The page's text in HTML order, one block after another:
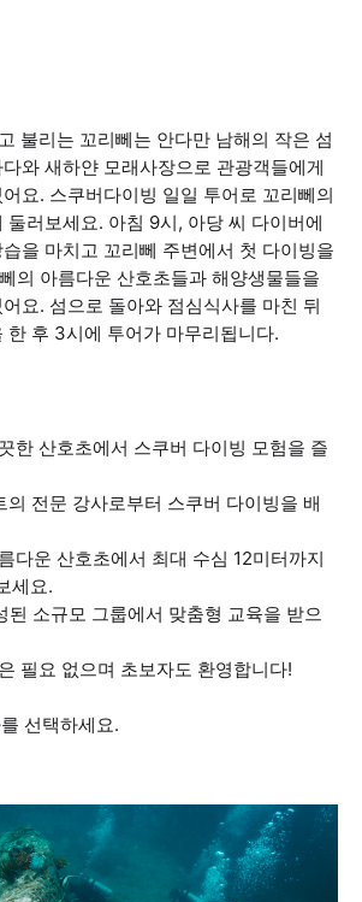
불리는 꼬리뻬는 안다만 남해의 작은 섬
와 새하얀 모래사장으로 관광객들에게
요. 스쿠버다이빙 일일 투어로 꼬리뻬의
둘러보세요. 아침 9시, 아당 씨 다이버에
을 마치고 꼬리뻬 주변에서 첫 다이빙을
의 아름다운 산호초들과 해양생물들을
요. 섬으로 돌아와 점심식사를 마친 뒤
한 후 3시에 투어가 마무리됩니다.
한 산호초에서 스쿠버 다이빙 모험을 즐
전문 강사로부터 스쿠버 다이빙을 배
다운 산호초에서 최대 수심 12미터까지
세요.
소규모 그룹에서 맞춤형 교육을 받으
필요 없으며 초보자도 환영합니다!
선택하세요.